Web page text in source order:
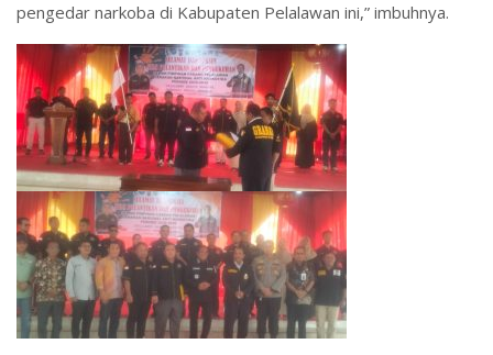
pengedar narkoba di Kabupaten Pelalawan ini,” imbuhnya.